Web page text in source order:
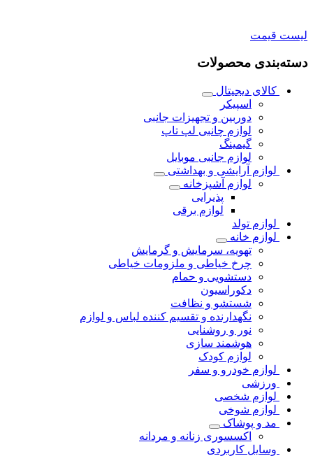
لیست قیمت
دسته‌بندی محصولات
کالای دیجیتال
اسپیکر
دوربین و تجهیزات جانبی
لوازم چانبی لپ تاپ
گیمینگ
لوازم جانبی موبایل
لوازم آرایشی و بهداشتی
لوازم آشپزخانه
پذیرایی
لوازم برقی
لوازم تولد
لوازم خانه
تهویه، سرمایش و گرمایش
چرخ خیاطی و ملزومات خیاطی
دستشویی و حمام
دکوراسیون
شستشو و نظافت
نگهدارنده و تقسیم کننده لباس و لوازم
نور و روشنایی
هوشمند سازی
لوازم کودک
لوازم خودرو و سفر
ورزشی
لوازم شخصی
لوازم شوخی
مد و پوشاک
اکسسوری زنانه و مردانه
وسایل کاربردی